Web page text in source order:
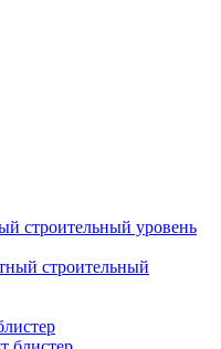
строительный уровень